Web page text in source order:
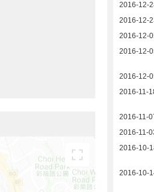
2016-12-
2016-12-
2016-12-
2016-12-
2016-12-
2016-11-
2016-11-
2016-11-
2016-10-
2016-10-